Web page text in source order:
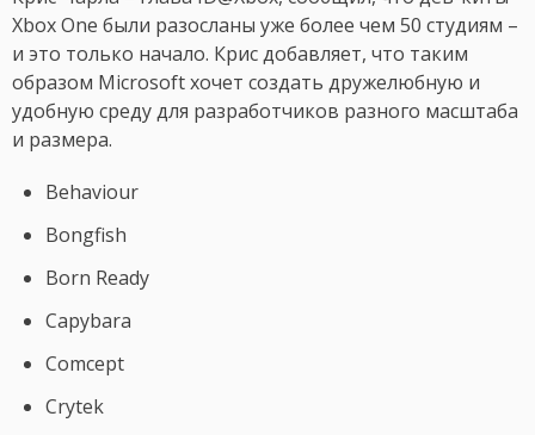
Xbox One были разосланы уже более чем 50 студиям –
и это только начало. Крис добавляет, что таким
образом Microsoft хочет создать дружелюбную и
удобную среду для разработчиков разного масштаба
и размера.
Behaviour
Bongfish
Born Ready
Capybara
Comcept
Crytek